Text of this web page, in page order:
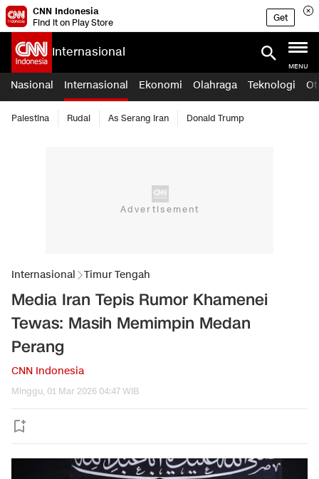
CNN Indonesia
Find it on Play Store
Get
Internasional
MENU
Nasional Internasional Ekonomi Olahraga Teknologi
Palestina Rudal As Serang Iran Donald Trump
Internasional Timur Tengah
Media Iran Tepis Rumor Khamenei
Tewas: Masih Memimpin Medan
Perang
CNN Indonesia
Minggu, 01 Mar 2026 04:47 WIB